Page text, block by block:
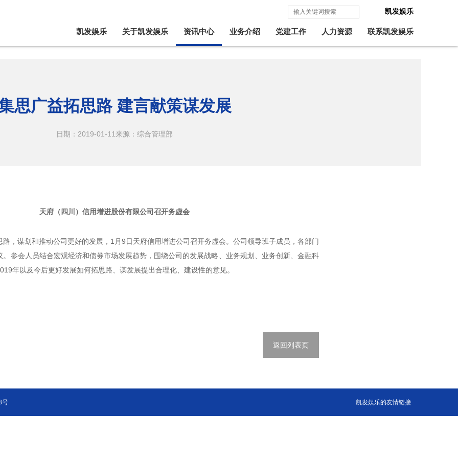
凯发娱乐
凯发娱乐 关于凯发娱乐 资讯中心 业务介绍 党建工作 人力资源 联系凯发娱乐
思广益拓思路 建言献策谋发展
日期：2019-01-11 来源：综合管理部
天府（四川）信用增进股份有限公司召开务虚会
谋划和推动公司更好的发展， 1 月9日天府信用增进公司召开务虚会。公司领导班子成员，各部门
参会人员结合宏观经济和债券市场发展趋势，围绕公司的发展战略、业务规划、业务创新、金融科
年以及今后更好发展如何拓思路、谋发展提出合理化、建设性的意见。
返回列表页
号 凯发娱乐的友情链接